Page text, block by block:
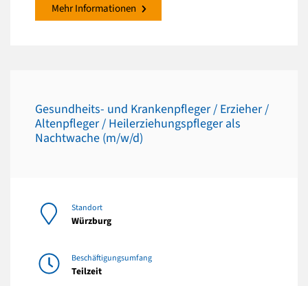
Mehr Informationen
Gesundheits- und Krankenpfleger / Erzieher /
Altenpfleger / Heilerziehungspfleger als
Nachtwache (m/w/d)
Standort
Würzburg
Beschäftigungsumfang
Teilzeit